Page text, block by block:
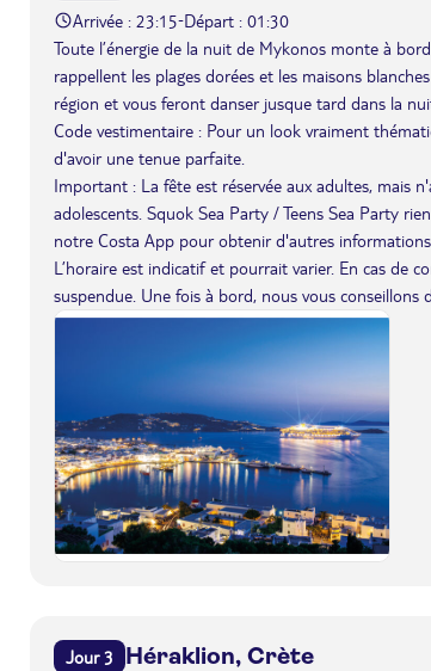
Arrivée : 23:15-Départ : 01:30
Toute l’énergie de la nuit de Mykonos monte à
rappellent les plages dorées et les maisons
région et vous feront danser jusque tard dans la
Code vestimentaire : Pour un look vraiment
d'avoir une tenue parfaite.
Important : La fête est réservée aux adultes, mais
adolescents. Squok Sea Party / Teens Sea Party
notre Costa App pour obtenir d'autres informations
L’horaire est indicatif et pourrait varier. En cas de
suspendue. Une fois à bord, nous vous
Jour 3 Héraklion, Crète